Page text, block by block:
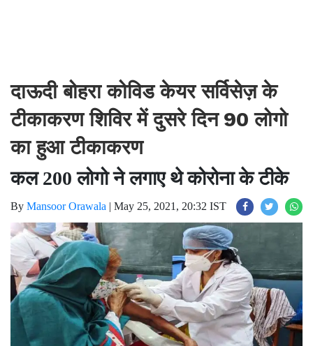
दाऊदी बोहरा कोविड केयर सर्विसेज़ के
टीकाकरण शिविर में दुसरे दिन 90 लोगो
का हुआ टीकाकरण
कल 200 लोगो ने लगाए थे कोरोना के टीके
By Mansoor Orawala | May 25, 2021, 20:32 IST